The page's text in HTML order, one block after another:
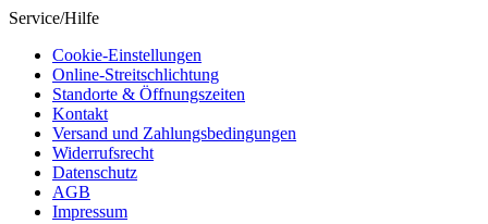
Service/Hilfe
Cookie-Einstellungen
Online-Streitschlichtung
Standorte & Öffnungszeiten
Kontakt
Versand und Zahlungsbedingungen
Widerrufsrecht
Datenschutz
AGB
Impressum